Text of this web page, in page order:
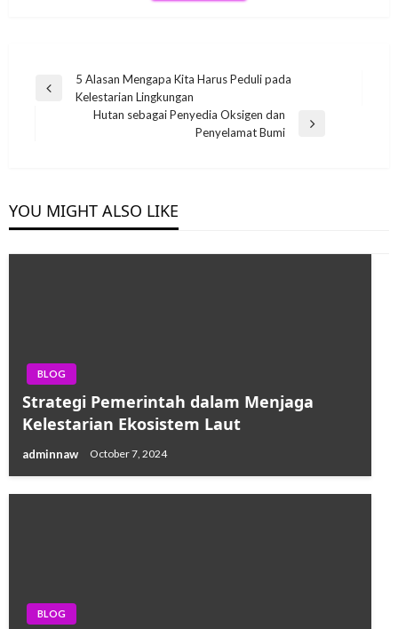
Post
navigation
Previous
5 Alasan Mengapa Kita Harus Peduli pada
Kelestarian Lingkungan
Hutan sebagai Penyedia Oksigen dan
Penyelamat Bumi
YOU MIGHT ALSO LIKE
BLOG
Strategi Pemerintah dalam Menjaga
Kelestarian Ekosistem Laut
adminnaw October 7, 2024
BLOG